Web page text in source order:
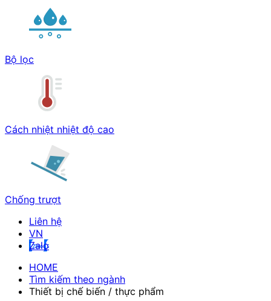
Bộ lọc
Cách nhiệt nhiệt độ cao
Chống trượt
Liên hệ
Zalo
HOME
Tìm kiếm theo ngành
Thiết bị chế biến / thực phẩm